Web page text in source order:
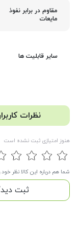
مقاوم در برابر نفوذ
مایعات
سایر قابلیت ها
نظرات
هنوز امتیازی ثبت نشده است
شما هم درباره این کالا نظر
ثبت